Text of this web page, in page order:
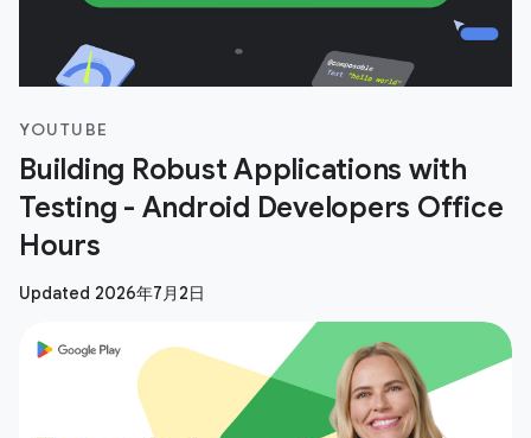
YOUTUBE
Building Robust Applications with
Testing - Android Developers Office
Hours
Updated 2026年7月2日